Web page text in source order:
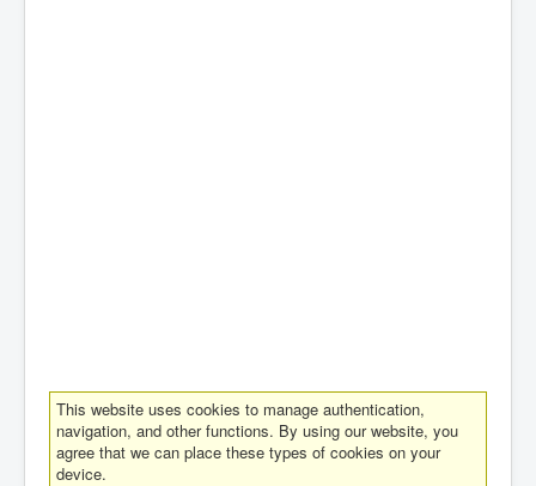
This website uses cookies to manage authentication,
navigation, and other functions. By using our website, you
agree that we can place these types of cookies on your
device.